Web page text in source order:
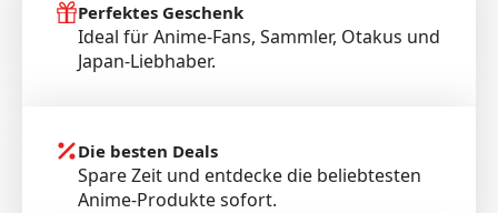
Perfektes Geschenk
Ideal für Anime-Fans, Sammler, Otakus und
Japan-Liebhaber.
Die besten Deals
Spare Zeit und entdecke die beliebtesten
Anime-Produkte sofort.